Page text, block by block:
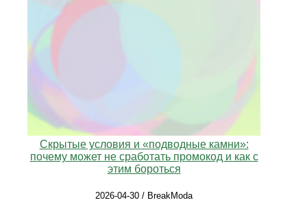
Скрытые условия и «подводные камни»:
почему может не сработать промокод и как с
этим бороться
2026-04-30 / BreakModa